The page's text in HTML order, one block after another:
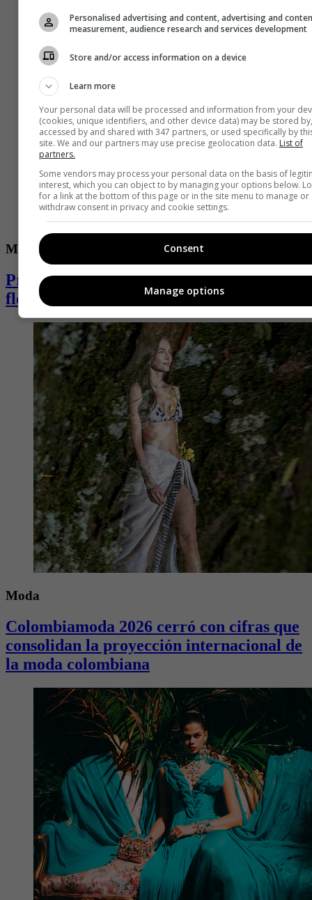
Moda
Primavera desfiló entre estampados,
flores retro y espíritu latino
Moda
Colombiamoda 2026 cerró con cifras que
consolidan la proyección internacional de
la moda colombiana
Personalised advertising and content, advertising and
measurement, audience research and services development
Store and/or access information on a device
Learn more
Your personal data will be processed and information from your
(cookies, unique identifiers, and other device data) may be stored by,
accessed by and shared with 347 partners, or used specifically by
site. We and our partners may use precise geolocation data. List of
partners.
Some vendors may process your personal data on the basis of
interest, which you can object to by managing your options below.
for a link at the bottom of this page or in the site menu to manage or
withdraw consent in privacy and cookie settings.
Consent
Manage options